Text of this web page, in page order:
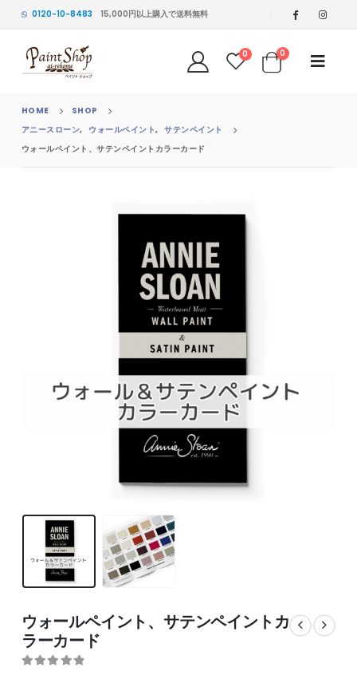
0120-10-8483 15,000円以上購入で送料無料
0 0
HOME
SHOP
アニースローン, ウォールペイント, サテンペイント
ウォールペイント、サテンペイントカラーカード
ウォールペイント、サテンペイントカ
ラーカード